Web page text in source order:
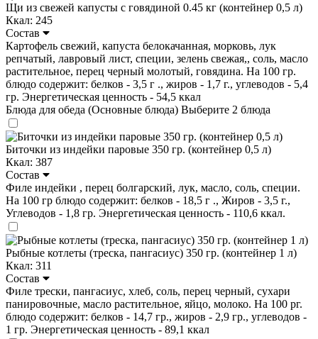
Щи из свежей капусты с говядиной 0.45 кг (контейнер 0,5 л)
Ккал: 245
Состав
Картофель свежий, капуста белокачанная, морковь, лук
репчатый, лавровый лист, специи, зелень свежая,, соль, масло
растительное, перец черный молотый, говядина. На 100 гр.
блюдо содержит: белков - 3,5 г ., жиров - 1,7 г., углеводов - 5,4
гр. Энергетическая ценность - 54,5 ккал
Блюда для обеда (Основные блюда) Выберите 2 блюда
Биточки из индейки паровые 350 гр. (контейнер 0,5 л)
Ккал: 387
Состав
Филе индейки , перец болгарский, лук, масло, соль, специи.
На 100 гр блюдо содержит: белков - 18,5 г ., Жиров - 3,5 г.,
Углеводов - 1,8 гр. Энергетическая ценность - 110,6 ккал.
Рыбные котлеты (треска, пангасиус) 350 гр. (контейнер 1 л)
Ккал: 311
Состав
Филе трески, пангасиус, хлеб, соль, перец черный, сухари
панировочные, масло растительное, яйцо, молоко. На 100 рг.
блюдо содержит: белков - 14,7 гр., жиров - 2,9 гр., углеводов -
1 гр. Энергетическая ценность - 89,1 ккал